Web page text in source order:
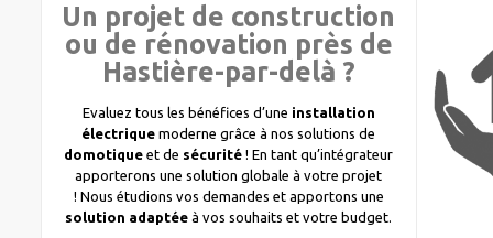
Un projet de construction
ou de rénovation près de
Hastière-par-delà ?
Evaluez tous les bénéfices d’une installation
électrique moderne grâce à nos solutions de
domotique et de sécurité ! En tant qu’intégrateur
apporterons une solution globale à votre projet
! Nous étudions vos demandes et apportons une
solution adaptéeà vos souhaits et votre budget.